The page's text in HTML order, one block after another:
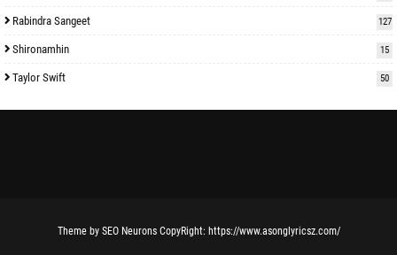
Rabindra Sangeet 127
Shironamhin 15
Taylor Swift 50
Theme by SEO NeuronsCopyRight: https://www.asonglyricsz.com/